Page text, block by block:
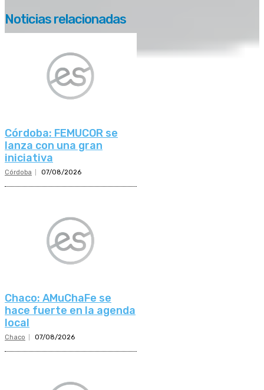
Noticias relacionadas
Córdoba: FEMUCOR se
lanza con una gran
iniciativa
Córdoba 07/08/2026
Chaco: AMuChaFe se
hace fuerte en la agenda
local
Chaco 07/08/2026